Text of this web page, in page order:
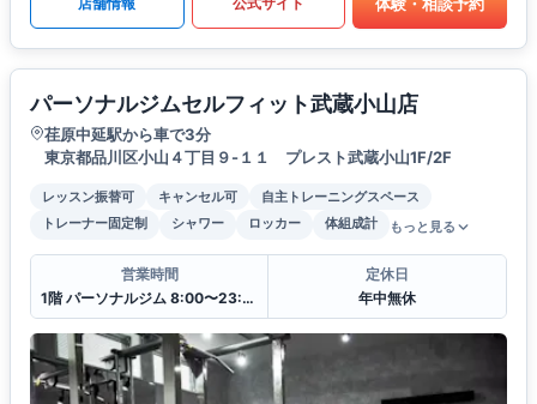
パーソナルジムセルフィット武蔵小山店
荏原中延駅から車で3分
東京都品川区小山４丁目９-１１ プレスト武蔵小山1F/2F
レッスン振替可 キャンセル可
自主トレーニングスペース
トレーナー固定制
シャワー ロッカー 体組成計 もっと見る
営業時間
1階 パーソナルジム 8:00〜23:00
定休日
年中無休